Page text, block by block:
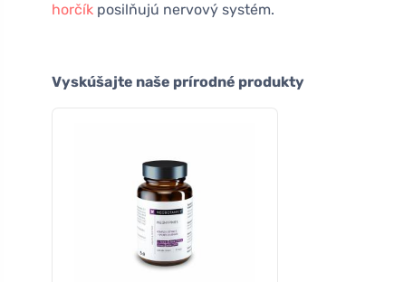
horčík posilňujú nervový systém.
Vyskúšajte naše prírodné produkty